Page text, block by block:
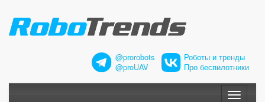
@prorobots
@proUAV
Роботы и тренды
Про беспилотники
Меню